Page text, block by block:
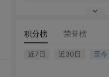
积分榜 荣誉榜
近7日 近30日 至今